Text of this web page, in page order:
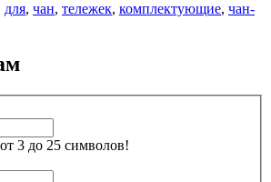
для, чан, тележек, комплектующие, чан-
3 до 25 символов!